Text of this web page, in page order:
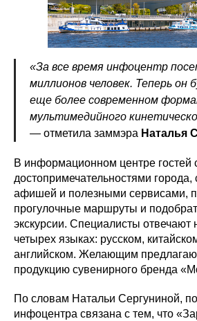
«За все время инфоцентр
миллионов человек. Теперь он
еще более современном
мультимедийного
— отметила заммэра Наталья
В информационном центре гостей
достопримечательностями города,
афишей и полезными сервисами,
прогулочные маршруты и
экскурсии. Специалисты отвечают
четырех языках: русском,
английском. Желающим
продукцию сувенирного бренда
По словам Натальи Сергуниной,
инфоцентра связана с тем, что